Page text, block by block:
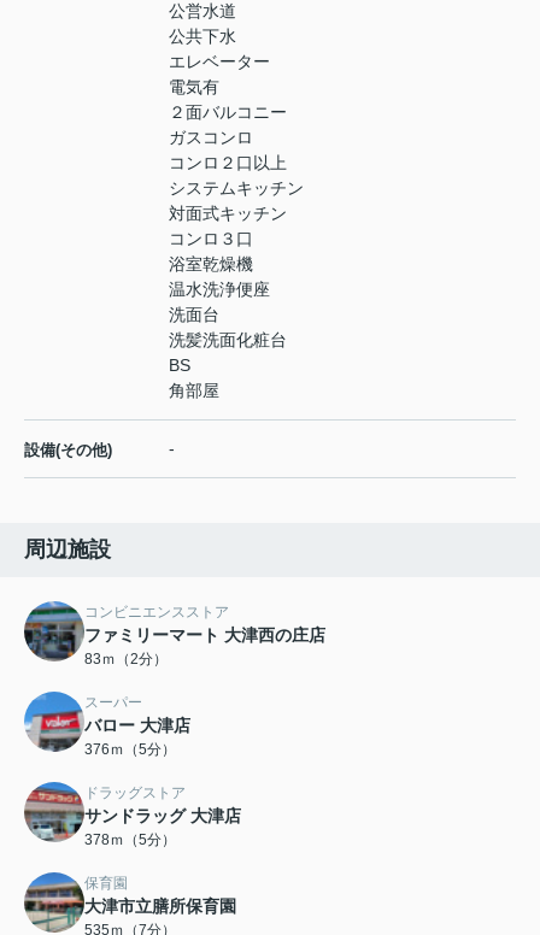
公営水道
公共下水
エレベーター
電気有
２面バルコニー
ガスコンロ
コンロ２口以上
システムキッチン
対面式キッチン
コンロ３口
浴室乾燥機
温水洗浄便座
洗面台
洗髪洗面化粧台
BS
角部屋
設備(その他) -
周辺施設
コンビニエンスストア
ファミリーマート 大津西の庄店
83ｍ（2分）
スーパー
バロー 大津店
376ｍ（5分）
ドラッグストア
サンドラッグ 大津店
378ｍ（5分）
保育園
大津市立膳所保育園
535ｍ（7分）